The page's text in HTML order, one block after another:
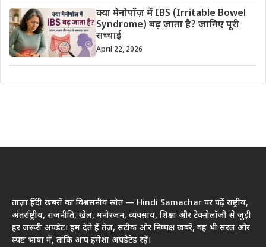
क्या मेनोपॉज़ में IBS (Irritable Bowel
Syndrome) बढ़ जाता है? जानिए पूरी
सच्चाई
April 22, 2026
ताज़ा हिंदी खबरों का विश्वसनीय स्रोत — Hindi Samachar पर पढ़ें राष्ट्रीय,
अंतर्राष्ट्रीय, राजनीति, खेल, मनोरंजन, व्यवसाय, शिक्षा और टेक्नोलॉजी से जुड़ी
हर जरूरी अपडेट। हम देते हैं तेज़, सटीक और निष्पक्ष खबरें, वह भी सरल और
स्पष्ट भाषा में, ताकि आप हमेशा अपडेटेड रहें।